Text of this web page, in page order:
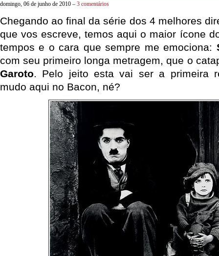
domingo, 06 de junho de 2010 – 3 comentários
Chegando ao final da série dos 4 melhores
que vos escreve, temos aqui o maior ícone
tempos e o cara que sempre me emociona:
com seu primeiro longa metragem, que o
Garoto. Pelo jeito esta vai ser a primeira
mudo aqui no Bacon, né?